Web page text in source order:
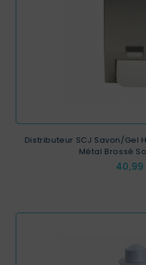
Distributeur SCJ Savon/Gel
Métal Brossé
Prix